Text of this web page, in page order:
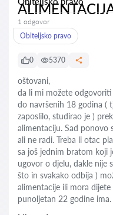
1 odgovor
Obiteljsko pravo
0 5370
oštovani,
da li mi možete
do navršenih 18 godina (
zaposlilo, studirao je )
alimentaciju. Sad ponovo
ali ne radi. Treba li otac
sa još jednim bratom koji
ugovor o djelu, dakle nije
što in svakako odbija )
alimentacije ili mora
punoljetan 22 godine ima.